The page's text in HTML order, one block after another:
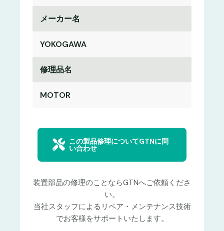
メーカー名
YOKOGAWA
修理品名
MOTOR
この製品修理についてGTNに問
い合わせ
装置部品の修理のことならGTNへご依頼くださ
い。
当社スタッフによるリペア・メンテナンス技術
でお客様をサポートいたします。